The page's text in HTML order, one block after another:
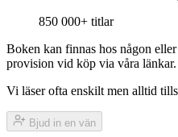
850 000+ titlar
Boken kan finnas hos någon
provision vid köp via våra länkar.
Vi läser ofta enskilt men alltid
Bjud in en vän